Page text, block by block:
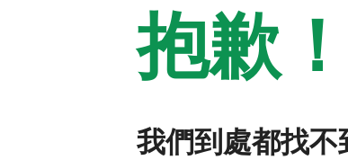
抱歉！
我們到處都找